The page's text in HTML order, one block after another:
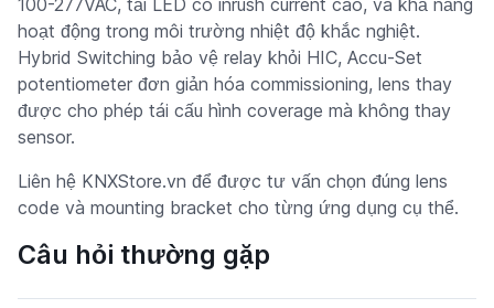
hoạt động trong môi trường nhiệt độ khắc nghiệt.
Hybrid Switching bảo vệ relay khỏi HIC, Accu-Set
potentiometer đơn giản hóa commissioning, lens thay
được cho phép tái cấu hình coverage mà không thay
sensor.
Liên hệ KNXStore.vn để được tư vấn chọn đúng lens
code và mounting bracket cho từng ứng dụng cụ thể.
Câu hỏi thường gặp